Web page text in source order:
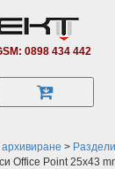
0898 434 442
>
Office Point 25х43